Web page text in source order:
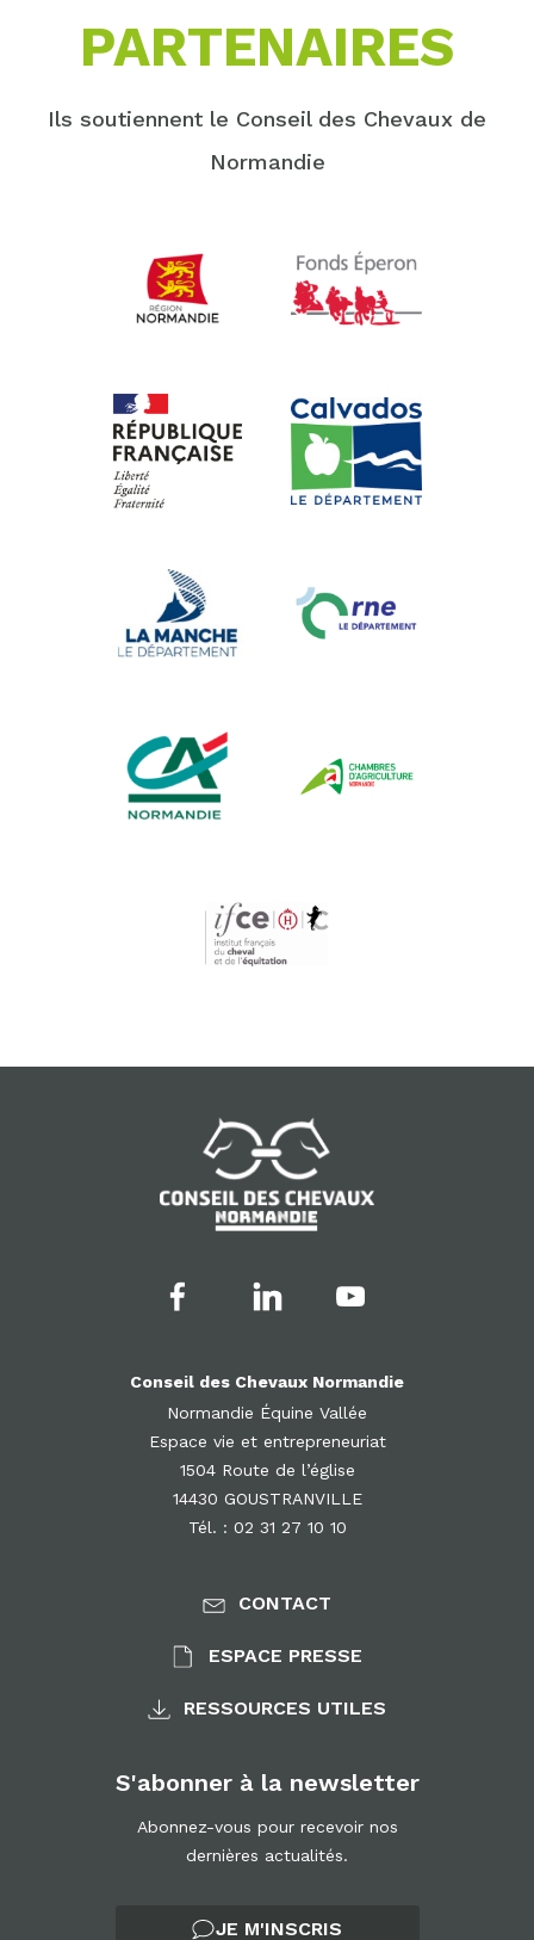
PARTENAIRES
Ils soutiennent le Conseil des Chevaux de
Normandie
Conseil des Chevaux Normandie
Normandie Équine Vallée
Espace vie et entrepreneuriat
1504 Route de l’église
14430 GOUSTRANVILLE
Tél. : 02 31 27 10 10
CONTACT
ESPACE PRESSE
RESSOURCES UTILES
S'abonner à la newsletter
Abonnez-vous pour recevoir nos
dernières actualités.
JE M'INSCRIS